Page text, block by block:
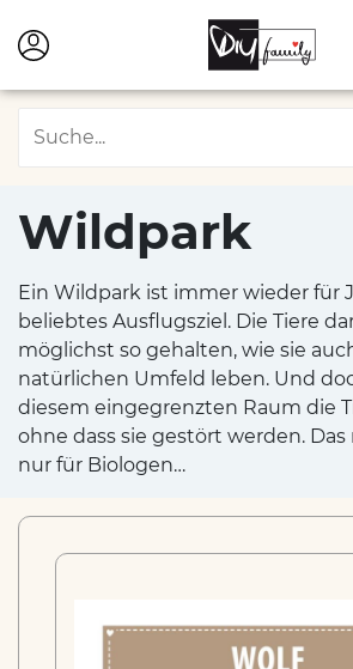
Wildpark
Ein Wildpark ist immer wieder für
beliebtes Ausflugsziel. Die Tiere
möglichst so gehalten, wie sie
natürlichen Umfeld leben. Und
diesem eingegrenzten Raum die
ohne dass sie gestört werden.
nur für Biologen…